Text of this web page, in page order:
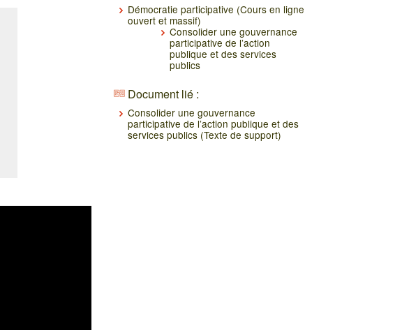
Démocratie participative (Cours en ligne
ouvert et massif)
Consolider une gouvernance
participative de l’action
publique et des services
publics
Document lié :
Consolider une gouvernance
participative de l’action publique et des
services publics (Texte de support)